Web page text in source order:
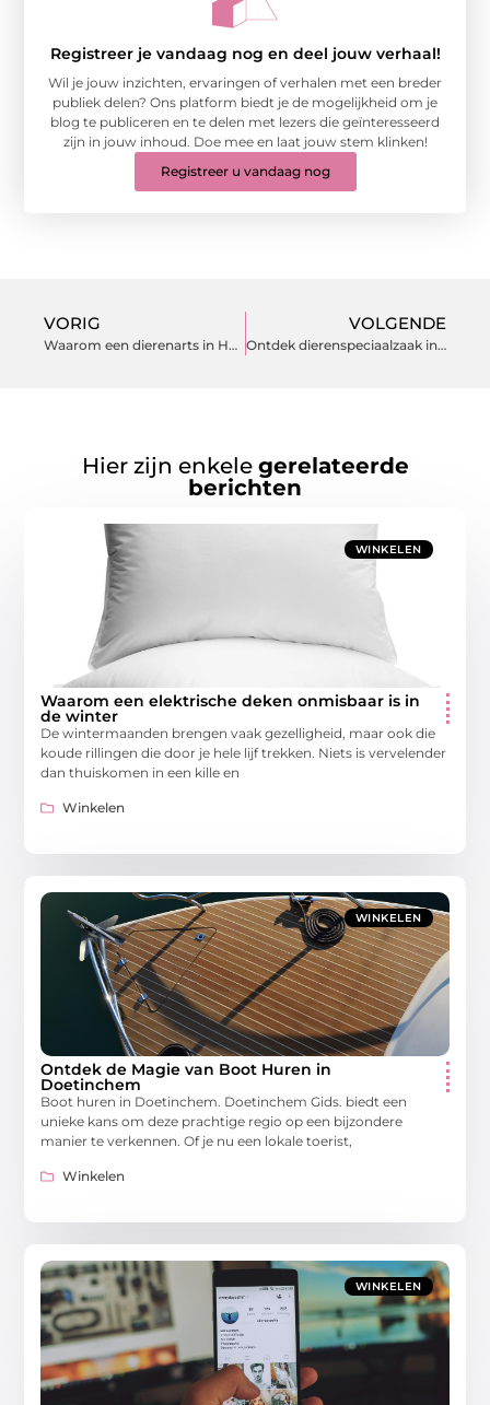
Registreer je vandaag nog en deel jouw verhaal!
Wil je jouw inzichten, ervaringen of verhalen met een breder
publiek delen? Ons platform biedt je de mogelijkheid om je
blog te publiceren en te delen met lezers die geïnteresseerd
zijn in jouw inhoud. Doe mee en laat jouw stem klinken!
Registreer u vandaag nog
VORIG
Waarom een dierenarts in Harderwijk essentieel is voor de gezondheid van je huisdieren
VOLGENDE
Ontdek dierenspeciaalzaak in kerkrade voor al uw huisdierenbenodigdheden
Hier zijn enkele gerelateerde
berichten
WINKELEN
Waarom een elektrische deken onmisbaar is in
de winter
De wintermaanden brengen vaak gezelligheid, maar ook die
koude rillingen die door je hele lijf trekken. Niets is vervelender
dan thuiskomen in een kille en
Winkelen
WINKELEN
Ontdek de Magie van Boot Huren in
Doetinchem
Boot huren in Doetinchem. Doetinchem Gids. biedt een
unieke kans om deze prachtige regio op een bijzondere
manier te verkennen. Of je nu een lokale toerist,
Winkelen
WINKELEN